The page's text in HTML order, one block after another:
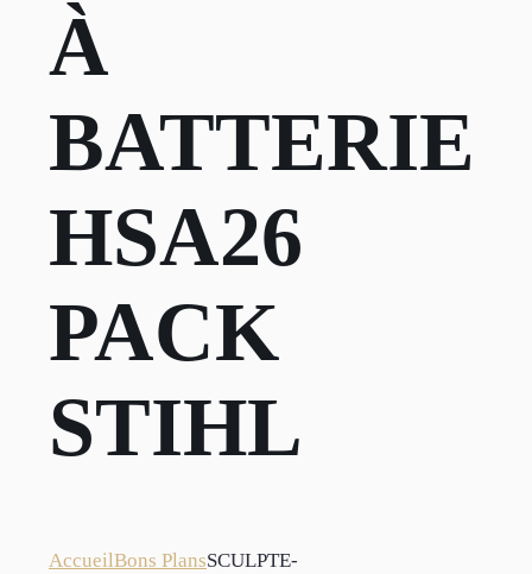
À
BATTERIE
HSA26
PACK
STIHL
AccueilBons PlansSCULPTE-